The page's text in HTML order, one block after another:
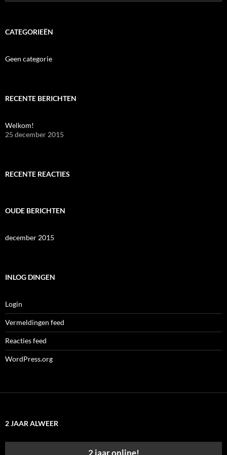
naar:
CATEGORIEËN
Geen categorie
RECENTE BERICHTEN
Welkom!
25 december 2015
RECENTE REACTIES
OUDE BERICHTEN
december 2015
INLOG DINGEN
Login
Vermeldingen feed
Reacties feed
WordPress.org
2 JAAR ALWEER
2 jaar online!